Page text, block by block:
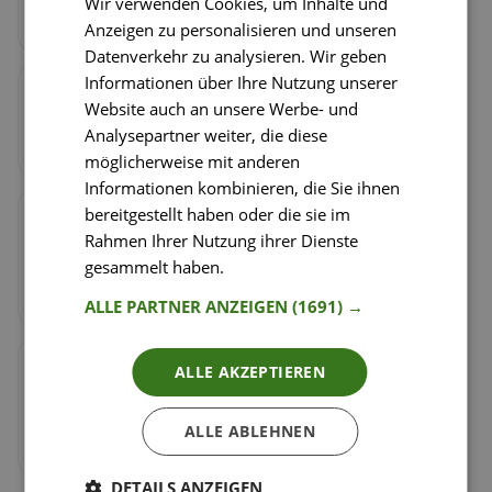
ramekins.
Schritt 3/6
Divide the milk into each ramekin. This small
amount of liquid will help the eggs to steam.
Schritt4/6
Crack an egg into each dish, gently so as not to
pop the yolk, and top each ramekin with a pinch
of salt and pepper.
Bake for 10-12 minutes until the whites are
cooked through and the yolk is cooked to your
Anzeigen zu personalisieren und unseren
Datenverkehr zu analysieren. Wir geben
Informationen über Ihre Nutzung unserer
Website auch an unsere Werbe- und
Analysepartner weiter, die diese
möglicherweise mit anderen
Informationen kombinieren, die Sie ihnen
bereitgestellt haben oder die sie im
Rahmen Ihrer Nutzung ihrer Dienste
gesammelt haben.
ALLE PARTNER ANZEIGEN(1691) →
ALLE AKZEPTIEREN
ALLE ABLEHNEN
DETAILS ANZEIGEN